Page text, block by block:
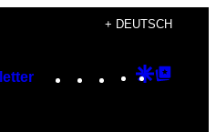
+ DEUTSCH
Instagram
TikTok
YouTube
Google